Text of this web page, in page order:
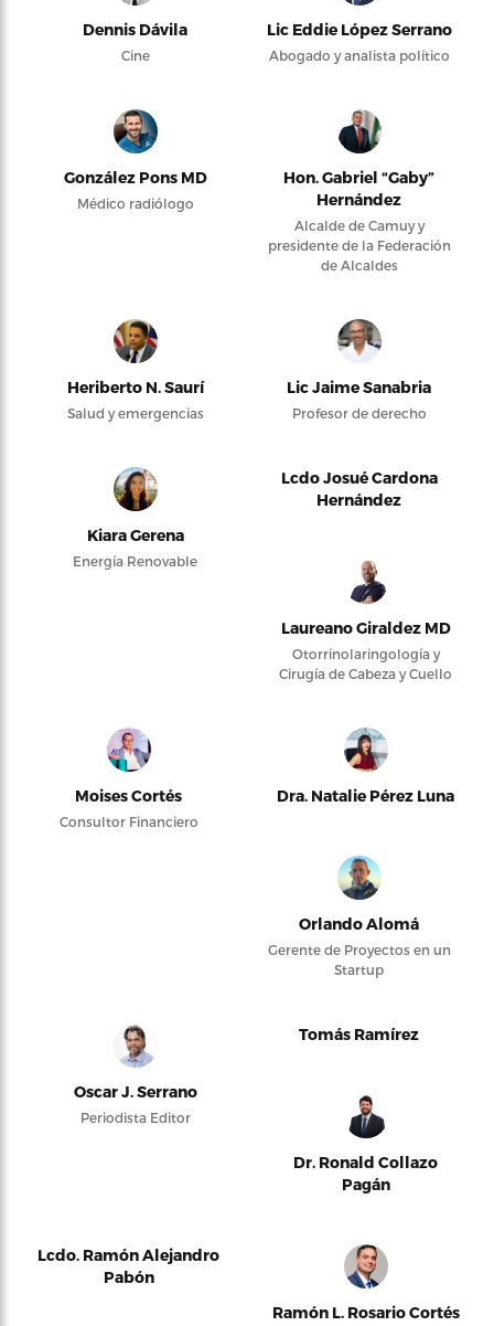
Dennis Dávila
Cine
Lic Eddie López Serrano
Abogado y analista político
González Pons MD
Médico radiólogo
Hon. Gabriel “Gaby”
Hernández
Alcalde de Camuy y
presidente de la Federación
de Alcaldes
Heriberto N. Saurí
Salud y emergencias
Lic Jaime Sanabria
Profesor de derecho
Kiara Gerena
Energía Renovable
Lcdo Josué Cardona
Hernández
Laureano Giraldez MD
Otorrinolaringología y
Cirugía de Cabeza y Cuello
Moises Cortés
Consultor Financiero
Dra. Natalie Pérez Luna
Orlando Alomá
Gerente de Proyectos en un
Startup
Oscar J. Serrano
Periodista Editor
Tomás Ramírez
Dr. Ronald Collazo
Pagán
Lcdo. Ramón Alejandro
Pabón
Ramón L. Rosario Cortés